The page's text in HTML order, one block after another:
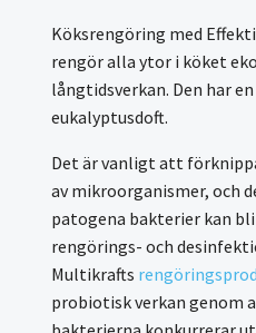
Köksrengöring med
rengör alla ytor i köket
långtidsverkan. Den har
eukalyptusdoft.
Det är vanligt att
av mikroorganismer, och
patogena bakterier kan
rengörings- och
Multikrafts
probiotisk verkan genom